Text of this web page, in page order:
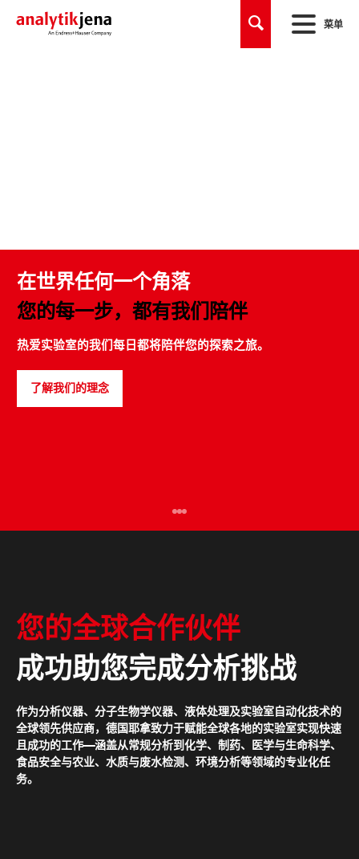
菜单
在世界任何一个角落
您的每一步，都有我们陪伴
热爱实验室的我们每日都将陪伴您的探索之旅。
了解我们的理念
PULSEspencer
您的全球合作伙伴
成功助您完成分析挑战
作为分析仪器、分子生物学仪器、液体处理及实验室自动化技术的
全球领先供应商，德国耶拿致力于赋能全球各地的实验室实现快速
且成功的工作——涵盖从常规分析到化学、制药、医学与生命科学、
食品安全与农业、水质与废水检测、环境分析等领域的专业化任
务。